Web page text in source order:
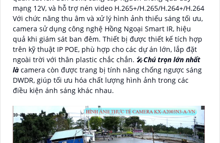
mạng 12V, và hỗ trợ nén video H.265+/H.265/H.264+/H.264
Với chức năng thu âm và xử lý hình ảnh thiếu sáng tối ưu,
camera sử dụng công nghệ Hồng Ngoại Smart IR, hiệu
quả khi giám sát ban đêm. Thiết bị được thiết kế tích hợp
trên kỹ thuật IP POE, phù hợp cho các dự án lớn, lắp đặt
ngoài trời với thân plastic chắc chắn. 🎤Chú trọn lớn nhất
là camera còn được trang bị tính năng chống ngược sáng
DWDR, giúp tối ưu hóa chất lượng hình ảnh trong các
điều kiện ánh sáng khác nhau.